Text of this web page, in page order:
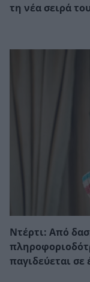
τη νέα σειρά
Ντέρτι: Από
παγιδεύεται σε